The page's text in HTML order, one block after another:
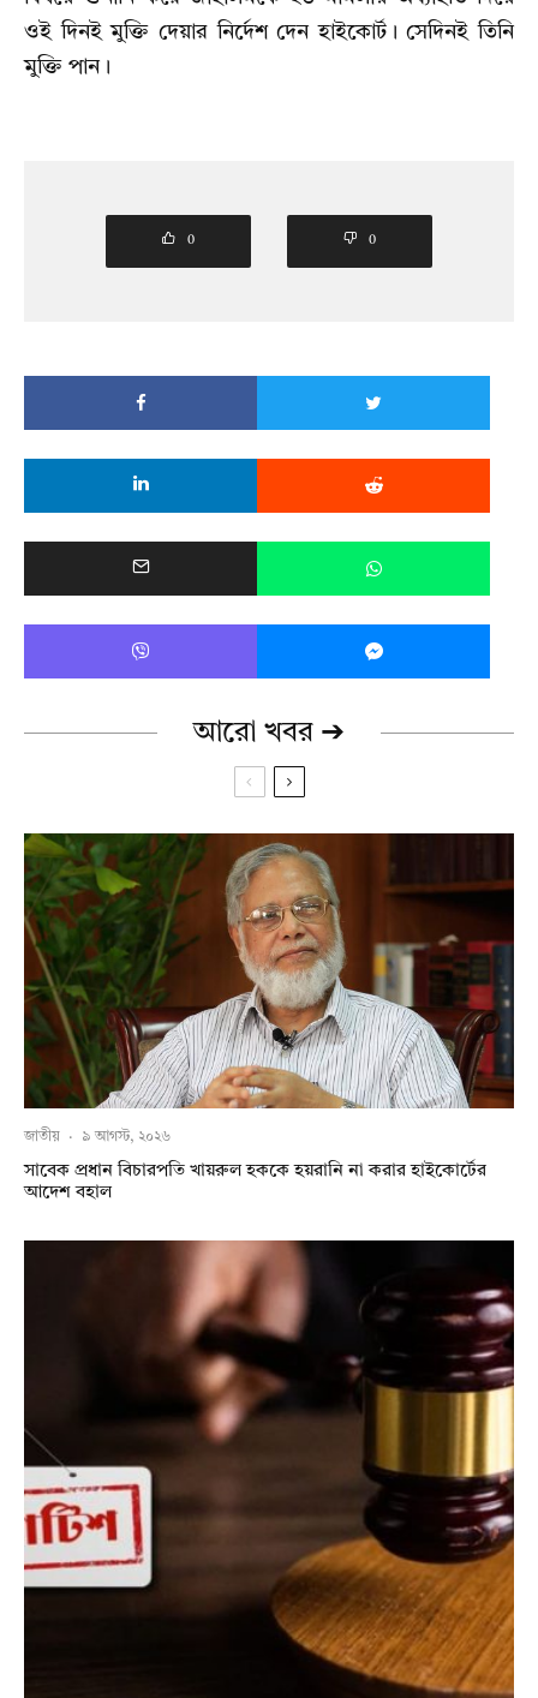
ওই দিনই মুক্তি দেয়ার নির্দেশ দেন হাইকোর্ট। সেদিনই তিনি
মুক্তি পান।
0 0
আরো খবর ➔
জাতীয় · ৯ আগস্ট, ২০২৬
সাবেক প্রধান বিচারপতি খায়রুল হককে হয়রানি না করার হাইকোর্টের
আদেশ বহাল